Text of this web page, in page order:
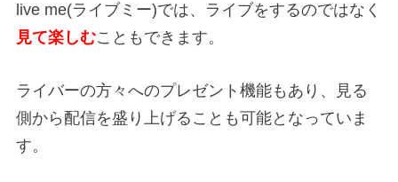
live me(ライブミー)では、ライブをするのではなく
見て楽しむこともできます。
ライバーの方々へのプレゼント機能もあり、見る
側から配信を盛り上げることも可能となっていま
す。